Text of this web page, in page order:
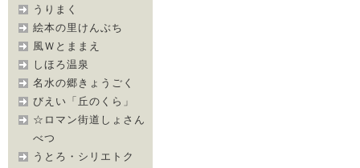
うりまく
絵本の里けんぶち
風Ｗとままえ
しほろ温泉
名水の郷きょうごく
びえい「丘のくら」
☆ロマン街道しょさん
べつ
うとろ・シリエトク